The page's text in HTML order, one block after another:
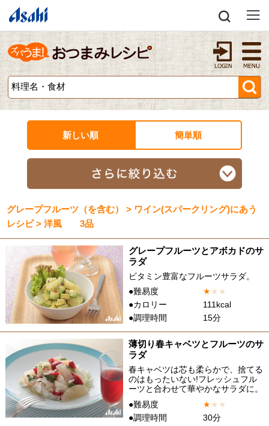
新しい順 簡単順
グレープフルーツ（を含む） > ワイン(スパークリング)にあう
レシピ > 洋風 3品
グレープフルーツとアボカドのサ
ラダ
ビタミン豊富なフルーツサラダ。
●難易度
★★ ★
●カロリー
111kcal
●調理時間
15分
薄切り春キャベツとフルーツのサ
ラダ
春キャベツは芯も柔らかで、捨てる
のはもったいない!フレッシュフル
ーツと合わせて華やかなサラダに。
●難易度
★★ ★
●調理時間
30分